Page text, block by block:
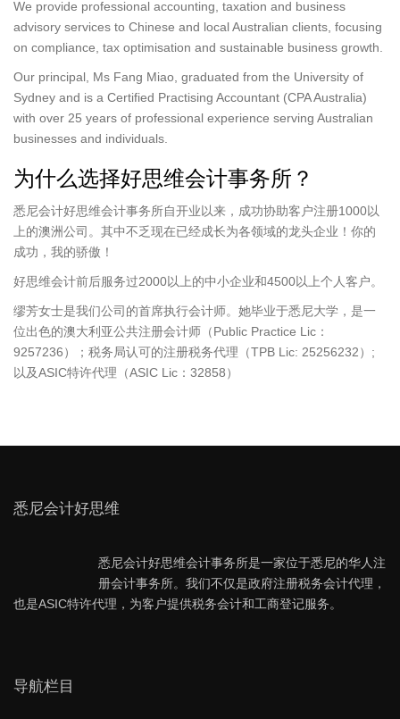
We provide professional accounting, taxation and business
advisory services to Chinese and local Australian clients, focusing
on compliance, tax optimisation and sustainable business growth.
Our principal, Ms Fang Miao, graduated from the University of
Sydney and is a Certified Practising Accountant (CPA Australia)
with over 25 years of professional experience serving Australian
businesses and individuals.
为什么选择好思维会计事务所？
悉尼会计好思维会计事务所自开业以来，成功协助客户注册1000以
上的澳洲公司。其中不乏现在已经成长为各领域的龙头企业！你的
成功，我的骄傲！
好思维会计前后服务过2000以上的中小企业和4500以上个人客户。
缪芳女士是我们公司的首席执行会计师。她毕业于悉尼大学，是一
位出色的澳大利亚公共注册会计师（Public Practice Lic：
9257236）；税务局认可的注册税务代理（TPB Lic: 25256232）;
以及ASIC特许代理（ASIC Lic：32858）
悉尼会计好思维
悉尼会计好思维会计事务所是一家位于悉尼的华人注
册会计事务所。我们不仅是政府注册税务会计代理，
也是ASIC特许代理，为客户提供税务会计和工商登记服务。
导航栏目